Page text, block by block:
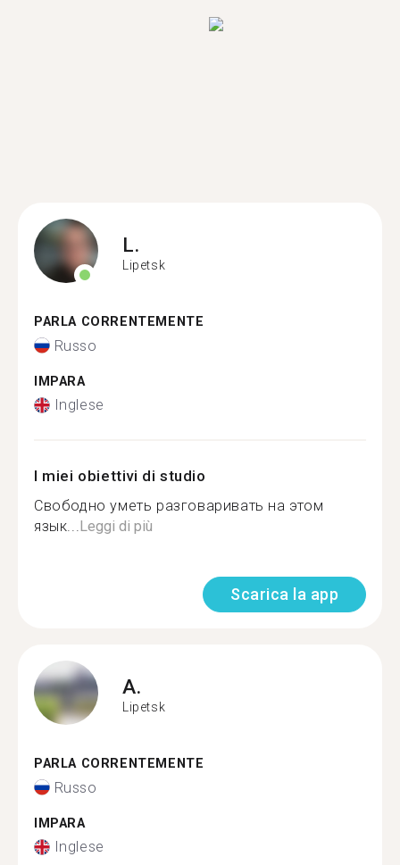
L.
Lipetsk
PARLA CORRENTEMENTE
Russo
IMPARA
Inglese
I miei obiettivi di studio
Свободно уметь разговаривать на этом
язык...Leggi di più
Scarica la app
A.
Lipetsk
PARLA CORRENTEMENTE
Russo
IMPARA
Inglese